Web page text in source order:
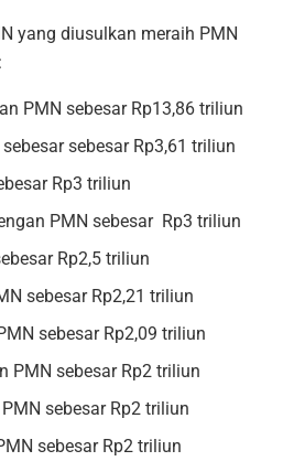
yang diusulkan meraih PMN
PMN sebesar Rp13,86 triliun
sebesar Rp3,61 triliun
Rp3 triliun
PMN sebesar Rp3 triliun
Rp2,5 triliun
sebesar Rp2,21 triliun
sebesar Rp2,09 triliun
PMN sebesar Rp2 triliun
sebesar Rp2 triliun
sebesar Rp2 triliun